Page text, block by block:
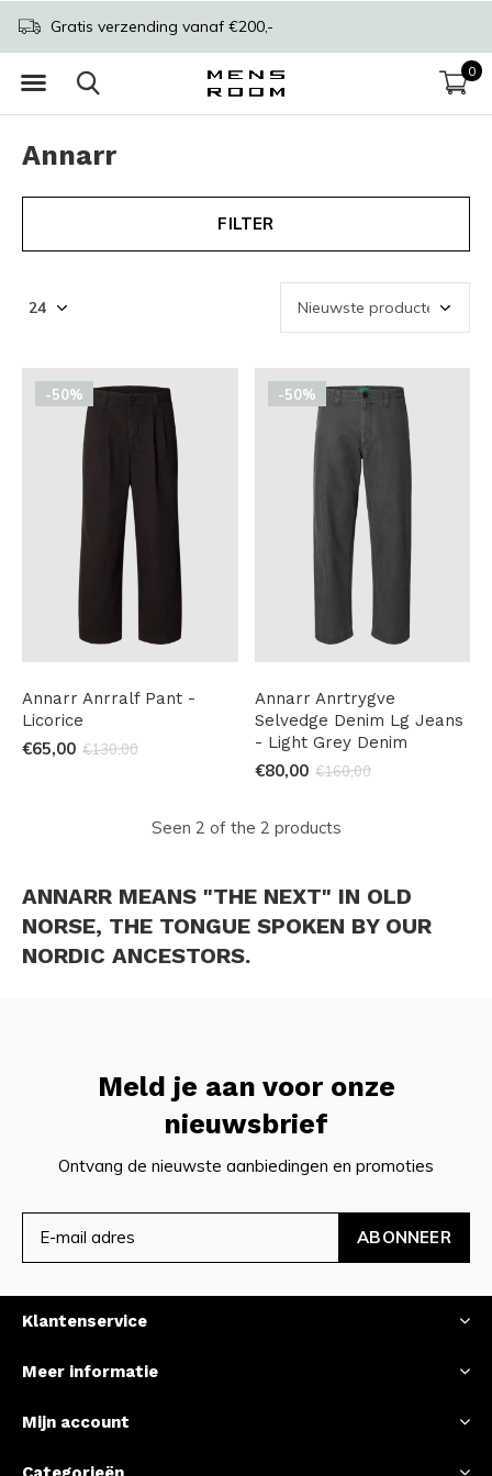
0
Gratis verzending vanaf €200,-
Annarr
FILTER
-50%
Annarr Anrralf Pant -
Licorice
€65,00 €130,00
-50%
Annarr Anrtrygve
Selvedge Denim Lg Jeans
- Light Grey Denim
€80,00 €160,00
Seen 2 of the 2 products
ANNARR MEANS "THE NEXT" IN OLD
NORSE, THE TONGUE SPOKEN BY OUR
NORDIC ANCESTORS.
Meld je aan voor onze
nieuwsbrief
Ontvang de nieuwste aanbiedingen en promoties
ABONNEER
Klantenservice
Meer informatie
Mijn account